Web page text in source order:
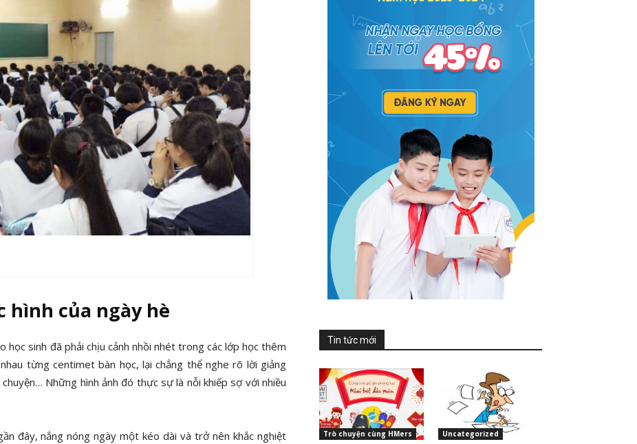
hình của ngày hè
học sinh đã phải chịu cảnh nhồi nhét trong các lớp học thêm
từng centimet bàn học, lại chẳng thể nghe rõ lời giảng
Những hình ảnh đó thực sự là nỗi khiếp sợ với nhiều
đây, nắng nóng ngày một kéo dài và trở nên khắc nghiệt
Tin tức mới
Trò chuyện cùng HMers Uncategorized